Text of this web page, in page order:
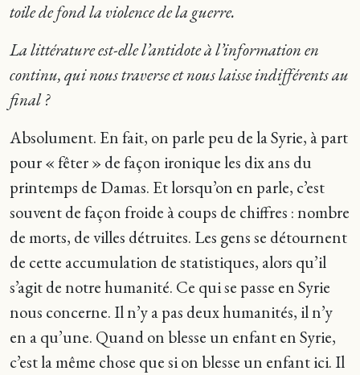
toile de fond la violence de la guerre.
La littérature est-elle l’antidote à l’information en
continu, qui nous traverse et nous laisse indifférents au
final ?
Absolument. En fait, on parle peu de la Syrie, à part
pour « fêter » de façon ironique les dix ans du
printemps de Damas. Et lorsqu’on en parle, c’est
souvent de façon froide à coups de chiffres : nombre
de morts, de villes détruites. Les gens se détournent
de cette accumulation de statistiques, alors qu’il
s’agit de notre humanité. Ce qui se passe en Syrie
nous concerne. Il n’y a pas deux humanités, il n’y
en a qu’une. Quand on blesse un enfant en Syrie,
c’est la même chose que si on blesse un enfant ici. Il